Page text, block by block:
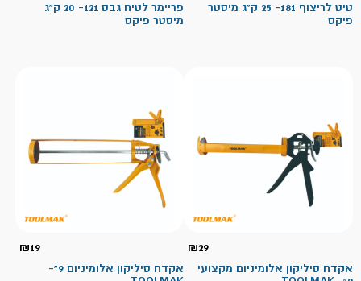
טיט לריצוף 181- 25 ק"ג מיסטר
פיקס
פריימר לטיח גבס 121- 20 ק"ג
מיסטר פיקס
₪29
אקדח סיליקון אלומיניום מקצועי
₪19
אקדח סיליקון אלומיניום 9"-